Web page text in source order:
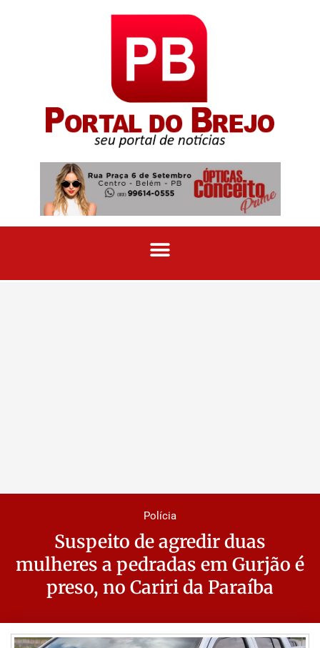
Polícia
Suspeito de agredir duas
mulheres a pedradas em Gurjão é
preso, no Cariri da Paraíba